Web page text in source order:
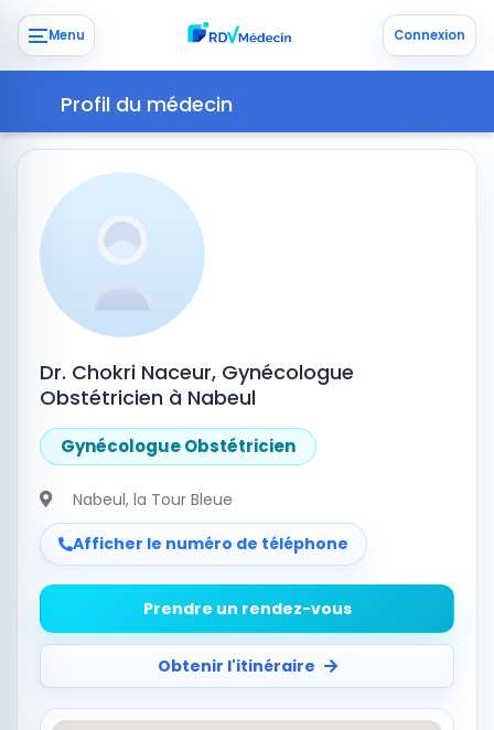
Menu Connexion
Profil du médecin
Dr. Chokri Naceur, Gynécologue
Obstétricien à Nabeul
Gynécologue Obstétricien
Nabeul, la Tour Bleue
Afficher le numéro de téléphone
Prendre un rendez-vous
Obtenir l'itinéraire